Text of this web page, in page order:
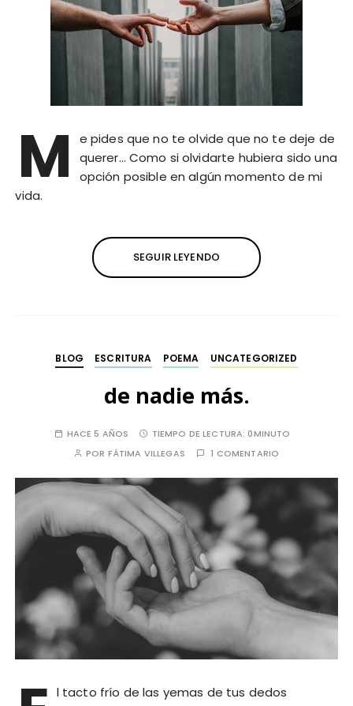
M
e pides que no te olvide que no te deje de
querer… Como si olvidarte hubiera sido una
opción posible en algún momento de mi
vida.
SEGUIR LEYENDO
BLOG ESCRITURA POEMA UNCATEGORIZED
de nadie más.
HACE 5 AÑOS TIEMPO DE LECTURA: 0MINUTO
POR FÁTIMA VILLEGAS 1 COMENTARIO
l tacto frío de las yemas de tus dedos